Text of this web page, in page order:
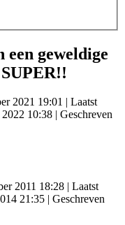
een geweldige
2021 19:01
Laatst
10:38
Geschreven
2011 18:28 | Laatst
21:35 | Geschreven